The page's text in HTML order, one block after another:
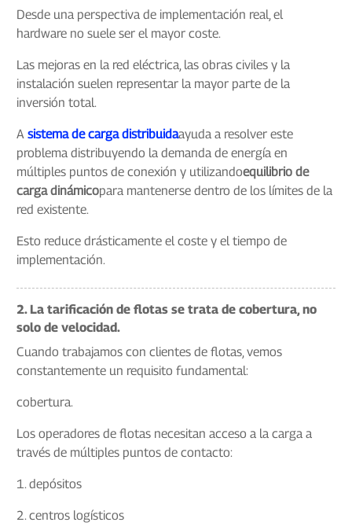
Desde una perspectiva de implementación real, el
hardware no suele ser el mayor coste.
Las mejoras en la red eléctrica, las obras civiles y la
instalación suelen representar la mayor parte de la
inversión total.
Asistema de carga distribuidaayuda a resolver este
problema distribuyendo la demanda de energía en
múltiples puntos de conexión y utilizandoequilibrio de
carga dinámicopara mantenerse dentro de los límites de la
red existente.
Esto reduce drásticamente el coste y el tiempo de
implementación.
2. La tarificación de flotas se trata de cobertura, no
solo de velocidad.
Cuando trabajamos con clientes de flotas, vemos
constantemente un requisito fundamental:
cobertura.
Los operadores de flotas necesitan acceso a la carga a
través de múltiples puntos de contacto:
1. depósitos
2. centros logísticos